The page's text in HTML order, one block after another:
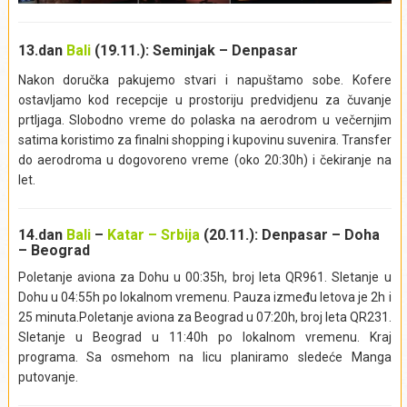
opasnosti od moguće erozije, 1980. godine, uz pomoć
japanske vlade, vlasti su preduzele mere zaštite. Nakon što
je u potpunosti renoviran, trećina hramaTanah Lot
sada stoji
na veštačkim stenama. Za vreme visoke plime, nemoguće
mu je prići. Prilikom oseke, može se stići do izvoraTirta
Pabersihan. Na izvoru, sveštenici blagosiljaju posetioce
prskajući ih svetom vodom. Ukoliko poželite, na ovom mestu
fotografišemo hram i nastavljamo dalje. Posećujemo mesto
i plažu Cangu (
Evropljanima, koja važi za pravi raj za surfere. Neki od
najboljih barova i klubova, smešteni su na ovim plažama od
tamnog peska. U jednom od njih provešćemo nezaboravne
trenutke u očekivanju zalaska sunca. U dogovoreno vreme
transfer do smeštaja.
Izlet obuhvata:
13.dan Bali (19.11.): Seminjak – Denpasar
Nakon doručka pakujemo stvari i napuštamo sobe. Kofere
ostavljamo kod recepcije u prostoriju predvidjenu za čuvanje
prtljaga. Slobodno vreme do polaska na aerodrom u večernjim
satima koristimo za finalni shopping i kupovinu suvenira. Transfer
do aerodroma u dogovoreno vreme (oko 20:30h) i čekiranje na
let.
14.dan Bali – Katar – Srbija (20.11.): Denpasar – Doha
– Beograd
Poletanje aviona za Dohu u 00:35h, broj leta QR961. Sletanje u
Dohu u 04:55h po lokalnom vremenu. Pauza između letova je 2h i
25 minuta.Poletanje aviona za Beograd u 07:20h, broj leta QR231.
Sletanje u Beograd u 11:40h po lokalnom vremenu. Kraj
programa. Sa osmehom na licu planiramo sledeće Manga
putovanje.